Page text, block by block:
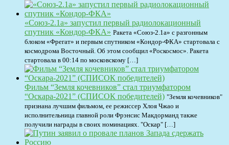
«Союз-2.1а» запустил первый радиолокационный
спутник «Кондор-ФКА» Ракета «Союз-2.1а» с разгонным
блоком «Фрегат» и первым спутником «Кондор-ФКА» стартовала с
космодрома Восточный. Об этом сообщил «Роскосмос». Ракета
стартовала в 00:14 по московскому […]
Фильм “Земля кочевников” стал триумфатором
“Оскара-2021” (СПИСОК победителей) "Земля кочевников"
признана лучшим фильмом, ее режиссер Хлоя Чжао и
исполнительница главной роли Фрэнсис Макдорманд также
получили награды в своих номинациях. "Оскар" […]